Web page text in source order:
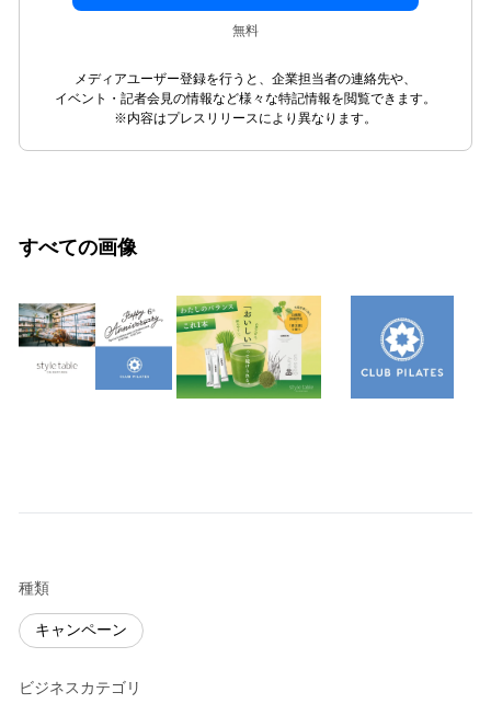
無料
メディアユーザー登録を行うと、企業担当者の連絡先や、
イベント・記者会見の情報など様々な特記情報を閲覧できます。
※内容はプレスリリースにより異なります。
すべての画像
種類
キャンペーン
ビジネスカテゴリ